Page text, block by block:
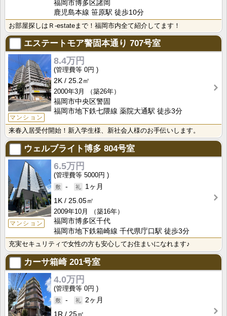
福岡市博多区諸岡
鹿児島本線 笹原駅 徒歩10分
お部屋探しはＲ-estateまで！福岡市内全て紹介してます！
エステートモア警固本通り 707号室
マンション
8.4万円
0円
2K
25.2㎡
2000年3月
（築26年）
福岡市中央区警固
福岡市地下鉄七隈線 薬院大通駅 徒歩3分
来春入居受付開始！新入学生様、新社会人様のお手伝いします。
ウェルブライト博多 804号室
マンション
6.5万円
5000円
-
1ヶ月
1K
25.05㎡
2009年10月
（築16年）
福岡市博多区千代
福岡市地下鉄箱崎線 千代県庁口駅 徒歩3分
充実セキュリティで女性の方も安心してお住まいになれます♪
カーサ箱崎201号室
4.0万円
0円
-
2ヶ月
1R
25㎡